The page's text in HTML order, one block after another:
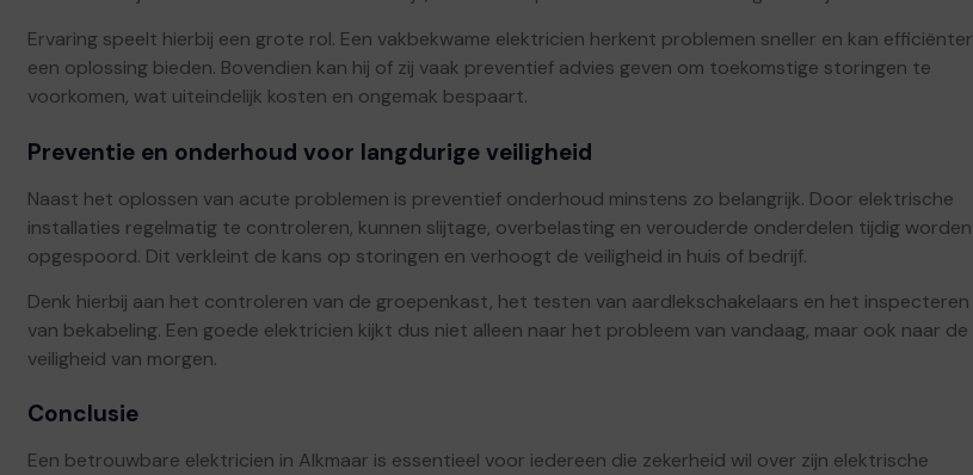
Ervaring speelt hierbij een grote rol. Een vakbekwame elektricien herkent problemen sneller en kan efficiënter
een oplossing bieden. Bovendien kan hij of zij vaak preventief advies geven om toekomstige storingen te
voorkomen, wat uiteindelijk kosten en ongemak bespaart.
Preventie en onderhoud voor langdurige veiligheid
Naast het oplossen van acute problemen is preventief onderhoud minstens zo belangrijk. Door elektrische
installaties regelmatig te controleren, kunnen slijtage, overbelasting en verouderde onderdelen tijdig worden
opgespoord. Dit verkleint de kans op storingen en verhoogt de veiligheid in huis of bedrijf.
Denk hierbij aan het controleren van de groepenkast, het testen van aardlekschakelaars en het inspecteren
van bekabeling. Een goede elektricien kijkt dus niet alleen naar het probleem van vandaag, maar ook naar de
veiligheid van morgen.
Conclusie
Een betrouwbare elektricien in Alkmaar is essentieel voor iedereen die zekerheid wil over zijn elektrische